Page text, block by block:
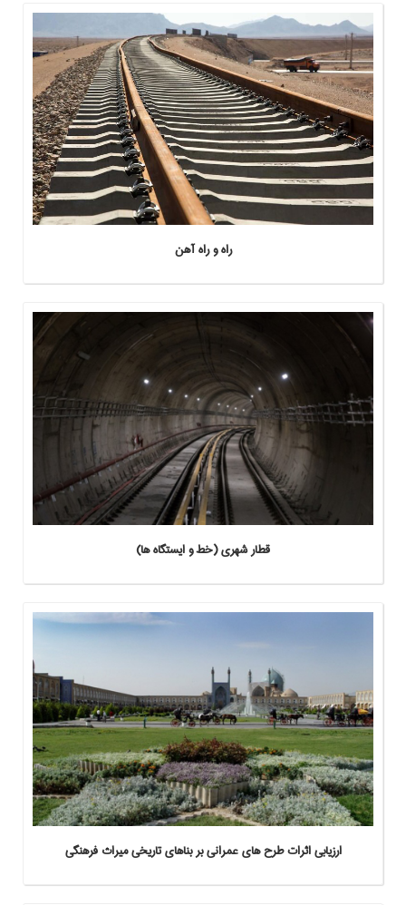
راه و راه آهن
قطار شهري (خط و ايستگاه ها)
ارزيابي اثرات طرح هاي عمراني بر بناهاي تاريخي ميراث فرهنگي